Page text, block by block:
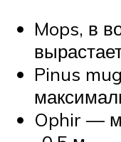
Mops, в
Pinus
Ophir —